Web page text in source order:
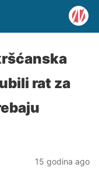
rat za
15 godina ago